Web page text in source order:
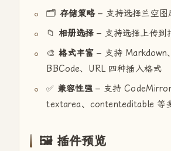
🗂️ 存储策略 – 支持选择兰空图
📁 相册选择 – 支持选择上传到
🎨 格式丰富 – 支持 Markdown
BBCode、URL 四种插入格式
✅ 兼容性强 – 支持 CodeMirror
textarea、contenteditable 等
🖼️ 插件预览